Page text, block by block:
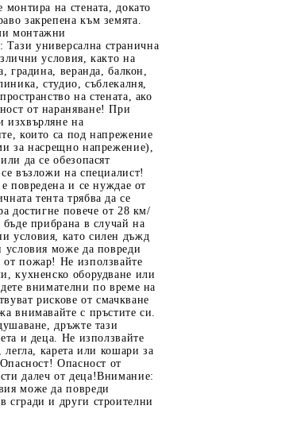
монтира на стената, докато
закрепена към земята.
монтажни
универсална странична
условия, както на
градина, веранда, балкон,
студио, съблекалня,
на стената, ако
от нараняване! При
изхвърляне на
които са под напрежение
за насрещно напрежение),
да се обезопасят
възложи на специалист!
повредена и се нуждае от
тента трябва да се
достигне повече от 28 км/
бъде прибрана в случай на
условия, като силен дъжд
условия може да повреди
пожар! Не използвайте
кухненско оборудване или
внимателни по време на
рискове от смачкване
внимавайте с пръстите си.
дръжте тази
и деца. Не използвайте
легла, карета или кошари за
Опасност от
далеч от деца!Внимание:
може да повреди
сгради и други строителни